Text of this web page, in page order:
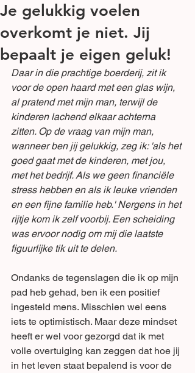
Je gelukkig voelen
overkomt je niet. Jij
bepaalt je eigen geluk!
Daar in die prachtige boerderij, zit ik
voor de open haard met een glas wijn,
al pratend met mijn man, terwijl de
kinderen lachend elkaar achterna
zitten. Op de vraag van mijn man,
wanneer ben jij gelukkig, zeg ik: 'als het
goed gaat met de kinderen, met jou,
met het bedrijf. Als we geen financiële
stress hebben en als ik leuke vrienden
en een fijne familie heb.' Nergens in het
rijtje kom ik zelf voorbij. Een scheiding
was ervoor nodig om mij die laatste
figuurlijke tik uit te delen.
Ondanks de tegenslagen die ik op mijn
pad heb gehad, ben ik een positief
ingesteld mens. Misschien wel eens
iets te optimistisch. Maar deze mindset
heeft er wel voor gezorgd dat ik met
volle overtuiging kan zeggen dat hoe jij
in het leven staat bepalend is voor de